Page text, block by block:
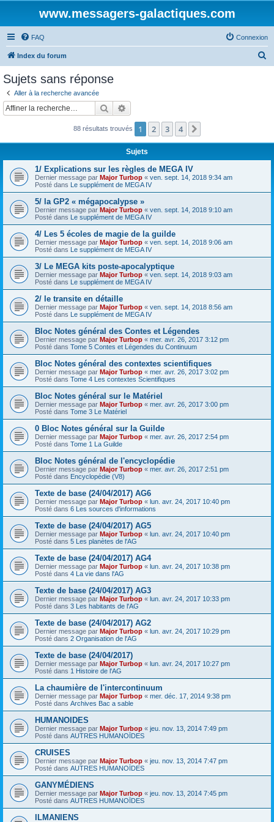
www.messagers-galactiques.com
FAQ Connexion
Index du forum
c
Sujets sans réponse
Aller à la recherche avancée
Rechercher
88 résultats trouvés 1 2 3 4
Sujets
1/ Explications sur les règles de MEGA IV
Dernier message par Major Turbop « ven. sept. 14, 2018 9:34 am
Posté dans Le supplément de MEGA IV
5/ la GP2 « mégapocalypse »
Dernier message par Major Turbop « ven. sept. 14, 2018 9:10 am
Posté dans Le supplément de MEGA IV
4/ Les 5 écoles de magie de la guilde
Dernier message par Major Turbop « ven. sept. 14, 2018 9:06 am
Posté dans Le supplément de MEGA IV
3/ Le MEGA kits poste-apocalyptique
Dernier message par Major Turbop « ven. sept. 14, 2018 9:03 am
Posté dans Le supplément de MEGA IV
2/ le transite en détaille
Dernier message par Major Turbop « ven. sept. 14, 2018 8:56 am
Posté dans Le supplément de MEGA IV
Bloc Notes général des Contes et Légendes
Dernier message par Major Turbop « mer. avr. 26, 2017 3:12 pm
Posté dans Tome 5 Contes et Légendes du Continuum
Bloc Notes général des contextes scientifiques
Dernier message par Major Turbop « mer. avr. 26, 2017 3:02 pm
Posté dans Tome 4 Les contextes Scientifiques
Bloc Notes général sur le Matériel
Dernier message par Major Turbop « mer. avr. 26, 2017 3:00 pm
Posté dans Tome 3 Le Matériel
0 Bloc Notes général sur la Guilde
Dernier message par Major Turbop « mer. avr. 26, 2017 2:54 pm
Posté dans Tome 1 La Guilde
Bloc Notes général de l'encyclopédie
Dernier message par Major Turbop « mer. avr. 26, 2017 2:51 pm
Posté dans Encyclopédie (V8)
Texte de base (24/04/2017) AG6
Dernier message par Major Turbop « lun. avr. 24, 2017 10:40 pm
Posté dans 6 Les sources d'informations
Texte de base (24/04/2017) AG5
Dernier message par Major Turbop « lun. avr. 24, 2017 10:40 pm
Posté dans 5 Les planètes de l'AG
Texte de base (24/04/2017) AG4
Dernier message par Major Turbop « lun. avr. 24, 2017 10:38 pm
Posté dans 4 La vie dans l'AG
Texte de base (24/04/2017) AG3
Dernier message par Major Turbop « lun. avr. 24, 2017 10:33 pm
Posté dans 3 Les habitants de l'AG
Texte de base (24/04/2017) AG2
Dernier message par Major Turbop « lun. avr. 24, 2017 10:29 pm
Posté dans 2 Organisation de l'AG
Texte de base (24/04/2017)
Dernier message par Major Turbop « lun. avr. 24, 2017 10:27 pm
Posté dans 1 Histoire de l'AG
La chaumière de l'intercontinuum
Dernier message par Major Turbop « mer. déc. 17, 2014 9:38 pm
Posté dans Archives Bac a sable
HUMANOIDES
Dernier message par Major Turbop « jeu. nov. 13, 2014 7:49 pm
Posté dans AUTRES HUMANOÏDES
CRUISES
Dernier message par Major Turbop « jeu. nov. 13, 2014 7:47 pm
Posté dans AUTRES HUMANOÏDES
GANYMÉDIENS
Dernier message par Major Turbop « jeu. nov. 13, 2014 7:45 pm
Posté dans AUTRES HUMANOÏDES
ILMANIENS